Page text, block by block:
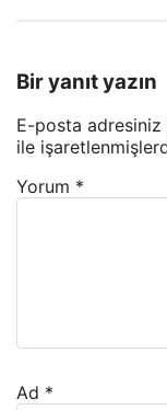
Bir yanıt yazın
E-posta adresiniz
ile
Yorum *
Ad *